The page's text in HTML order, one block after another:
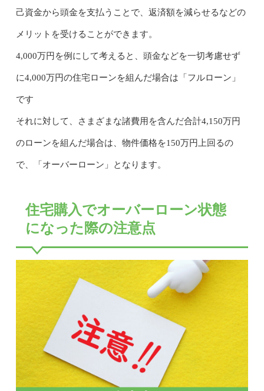
己資金から頭金を支払うことで、返済額を減らせるなどの
メリットを受けることができます。
4,000万円を例にして考えると、頭金などを一切考慮せず
に4,000万円の住宅ローンを組んだ場合は「フルローン」
です
それに対して、さまざまな諸費用を含んだ合計4,150万円
のローンを組んだ場合は、物件価格を150万円上回るの
で、「オーバーローン」となります。
住宅購入でオーバーローン状態
になった際の注意点